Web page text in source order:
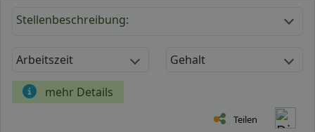
Stellenbeschreibung:
Arbeitszeit Gehalt
mehr Details
Teilen